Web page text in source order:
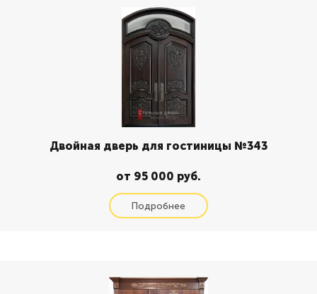
Двойная дверь для гостиницы №343
от 95 000 руб.